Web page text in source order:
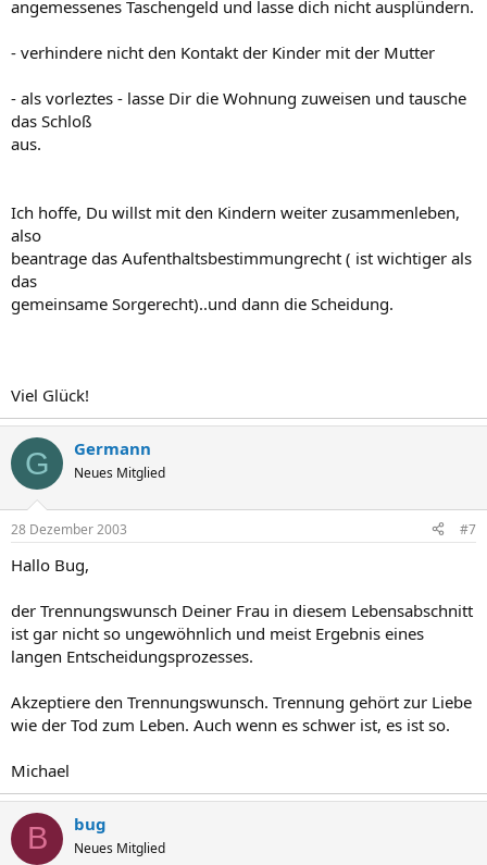
angemessenes Taschengeld und lasse dich nicht ausplündern.
- verhindere nicht den Kontakt der Kinder mit der Mutter
- als vorleztes - lasse Dir die Wohnung zuweisen und tausche
das Schloß
aus.
Ich hoffe, Du willst mit den Kindern weiter zusammenleben,
also
beantrage das Aufenthaltsbestimmungrecht ( ist wichtiger als
das
gemeinsame Sorgerecht)..und dann die Scheidung.
Viel Glück!
G Germann
Neues Mitglied
28 Dezember 2003 #7
Hallo Bug,
der Trennungswunsch Deiner Frau in diesem Lebensabschnitt
ist gar nicht so ungewöhnlich und meist Ergebnis eines
langen Entscheidungsprozesses.
Akzeptiere den Trennungswunsch. Trennung gehört zur Liebe
wie der Tod zum Leben. Auch wenn es schwer ist, es ist so.
Michael
B bug
Neues Mitglied